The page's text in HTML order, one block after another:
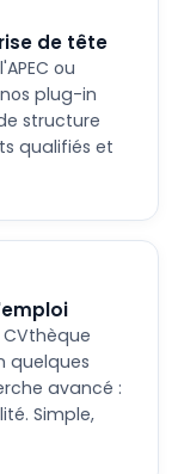
de tête
ou
plug-in
structure
qualifiés et
quelques
avancé :
Simple,